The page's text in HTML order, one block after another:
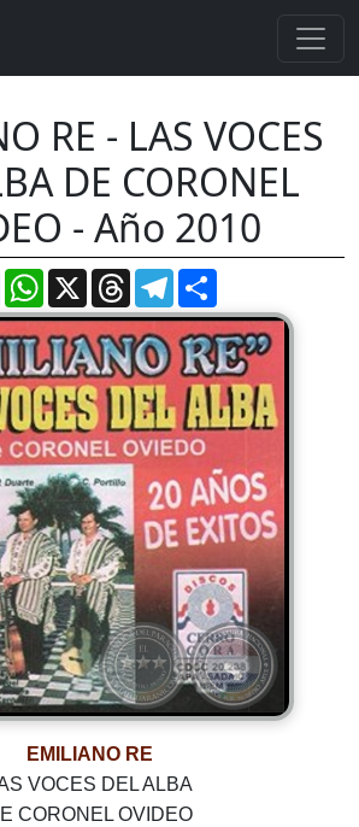
RE - LAS VOCES
DE CORONEL
- Año 2010
FacebookWhatsApp
X ThreadsTelegram
EMILIANO RE
VOCES DEL ALBA
CORONEL OVIDEO